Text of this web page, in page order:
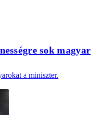
sok magyar
a miniszter.